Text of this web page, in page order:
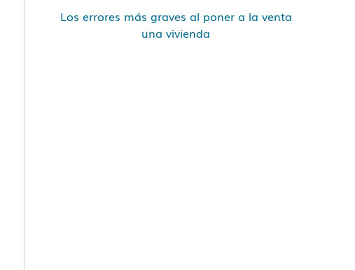
Los errores más graves al poner a la venta
una vivienda